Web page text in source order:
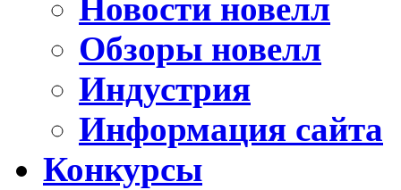
Новости новелл
Обзоры новелл
Индустрия
Информация сайта
Конкурсы